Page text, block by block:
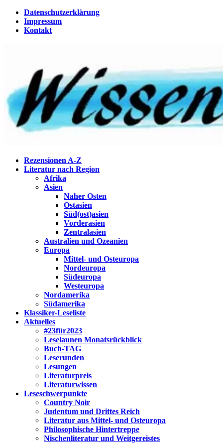
Zum
Inhalt
springen
Datenschutzerklärung
Impressum
Kontakt
Wissenstagebuch
Eine Gabel für die Suppe der Weisheit
Rezensionen A-Z
Literatur nach Region
Afrika
Asien
Naher Osten
Ostasien
Süd(ost)asien
Vorderasien
Zentralasien
Australien und Ozeanien
Europa
Mittel- und Osteuropa
Nordeuropa
Südeuropa
Westeuropa
Nordamerika
Südamerika
Klassiker-Leseliste
Aktuelles
#23für2023
Leselaunen Monatsrückblick
Buch-TAG
Leserunden
Lesungen
Literaturpreis
Literaturwissen
Leseschwerpunkte
Country Noir
Judentum und Drittes Reich
Literatur aus Mittel- und Osteuropa
Philosophische Hintertreppe
Nischenliteratur und Weitgereistes